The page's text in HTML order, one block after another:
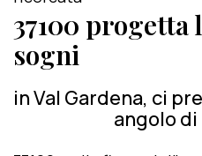
37100 progetta
sogni
in Val Gardena, ci
angolo